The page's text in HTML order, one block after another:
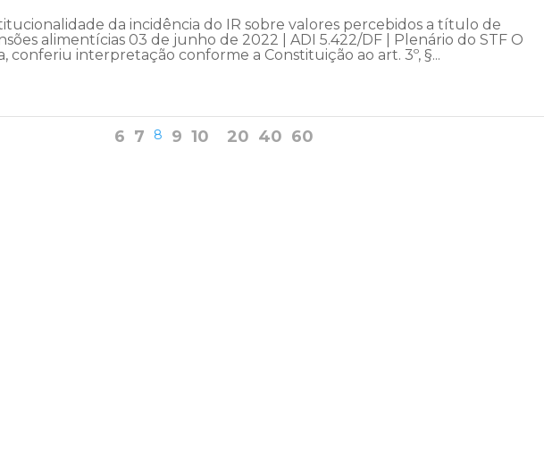
da incidência do IR sobre valores percebidos a título de
alimentícias 03 de junho de 2022 | ADI 5.422/DF | Plenário do STF O
conferiu interpretação conforme a Constituição ao art. 3º, §...
6 7 8 9 10 20 40 60